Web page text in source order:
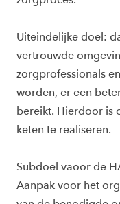
Uiteindelijke doel:
vertrouwde
zorgprofessionals
worden, er een
bereikt. Hierdoor is
keten te realiseren.
Subdoel vaoor de
Aanpak voor het